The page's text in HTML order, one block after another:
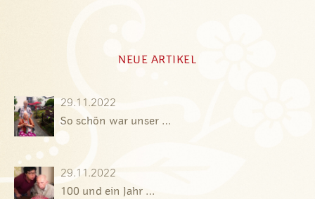
NEUE ARTIKEL
29.11.2022
So schön war unser …
29.11.2022
100 und ein Jahr …